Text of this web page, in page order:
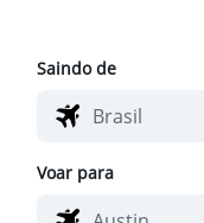
Saindo de
Voar para